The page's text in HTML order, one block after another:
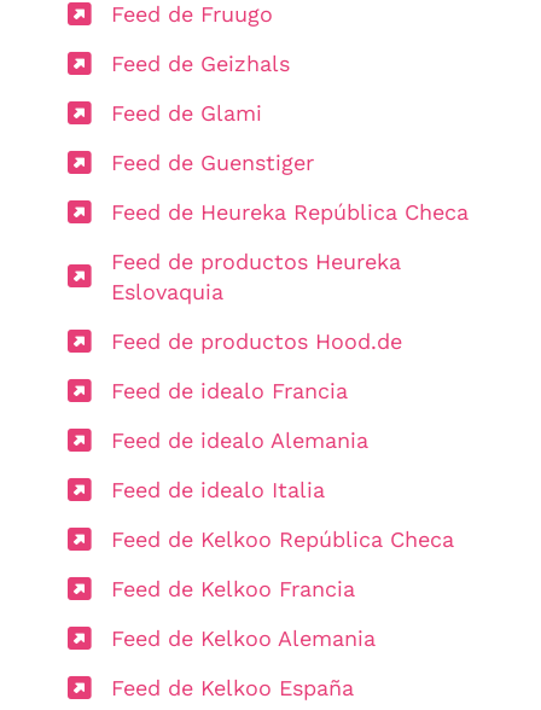
Feed de Fruugo
Feed de Geizhals
Feed de Glami
Feed de Guenstiger
Feed de Heureka República Checa
Feed de productos Heureka
Eslovaquia
Feed de productos Hood.de
Feed de idealo Francia
Feed de idealo Alemania
Feed de idealo Italia
Feed de Kelkoo República Checa
Feed de Kelkoo Francia
Feed de Kelkoo Alemania
Feed de Kelkoo España